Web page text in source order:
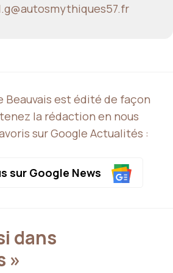
Beauvais est édité de façon
la rédaction en nous
sur Google Actualités :
sur Google News
dans
»